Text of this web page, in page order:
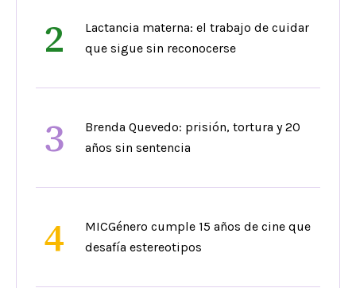
2
Lactancia materna: el trabajo de cuidar
que sigue sin reconocerse
3
Brenda Quevedo: prisión, tortura y 20
años sin sentencia
4
MICGénero cumple 15 años de cine que
desafía estereotipos